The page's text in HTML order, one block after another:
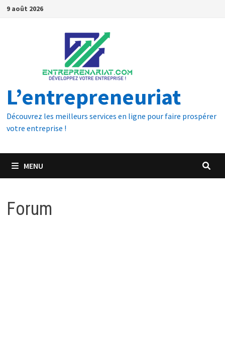
9 août 2026
L’entrepreneuriat
Découvrez les meilleurs services en ligne pour faire prospérer
votre entreprise !
MENU
Forum